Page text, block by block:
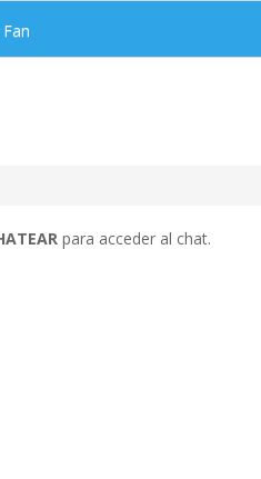
para acceder al chat.